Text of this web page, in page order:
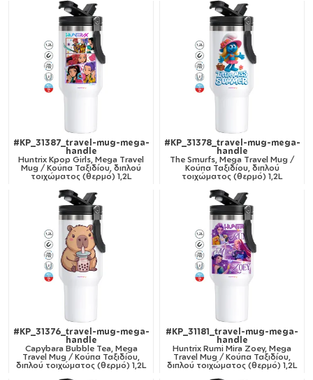
#KP_31387_travel-mug-mega-
handle
Huntrix Kpop Girls, Mega Travel
Mug / Κούπα Ταξιδίου, διπλού
τοιχώματος (θερμό) 1,2L
#KP_31378_travel-mug-mega-
handle
The Smurfs, Mega Travel Mug /
Κούπα Ταξιδίου, διπλού
τοιχώματος (θερμό) 1,2L
#KP_31376_travel-mug-mega-
handle
Capybara Bubble Tea, Mega
Travel Mug / Κούπα Ταξιδίου,
διπλού τοιχώματος (θερμό) 1,2L
#KP_31181_travel-mug-mega-
handle
Huntrix Rumi Mira Zoey, Mega
Travel Mug / Κούπα Ταξιδίου,
διπλού τοιχώματος (θερμό) 1,2L